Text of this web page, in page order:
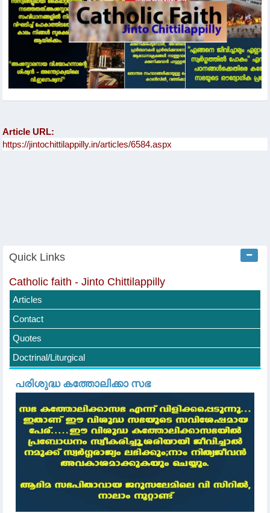
Article URL:
Quick Links
Catholic faith - Jinto Chittilappilly
Articles
Contact
Quotes
Doctrinal/Liturgical
പരിശുദ്ധ കത്തോലിക്കാ സഭ